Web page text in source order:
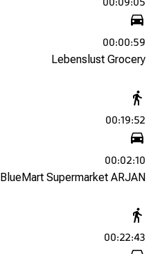
00:00:59
Lebenslust Grocery
00:19:52
00:02:10
BlueMart Supermarket ARJAN
00:22:43